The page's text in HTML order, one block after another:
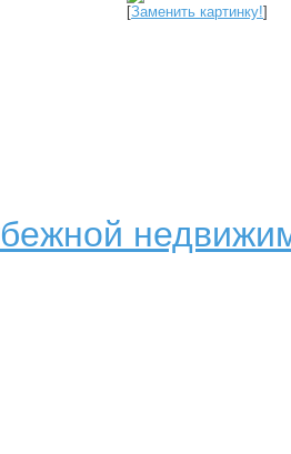
[Заменить картинку!]